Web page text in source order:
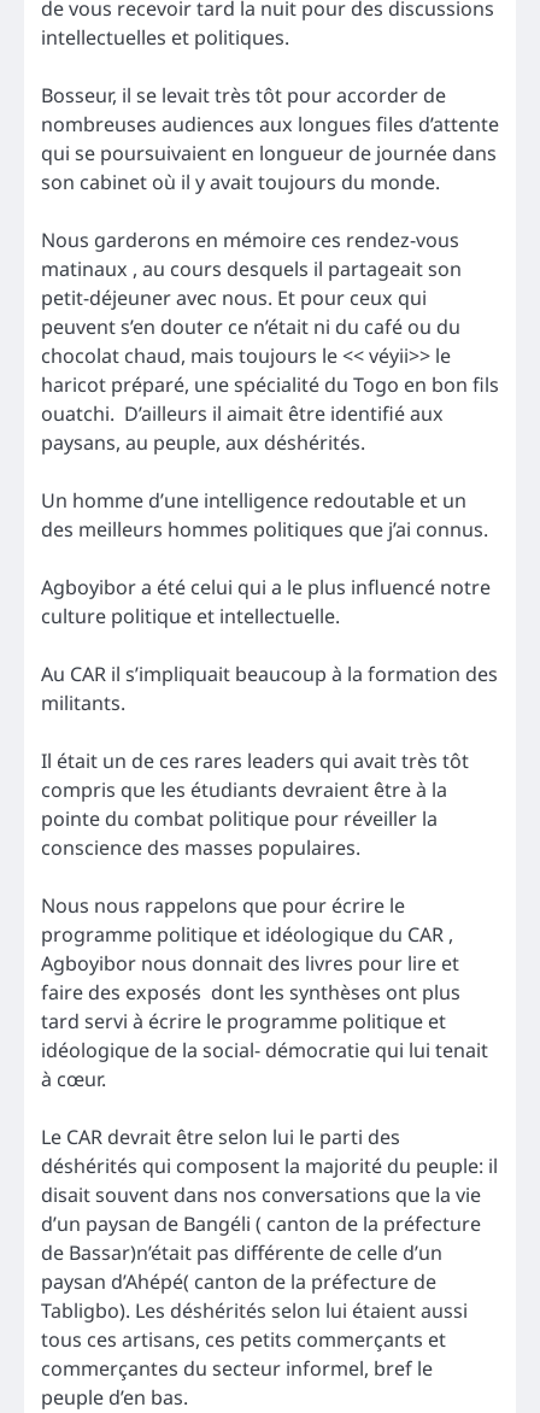
de vous recevoir tard la nuit pour des discussions
intellectuelles et politiques.
Bosseur, il se levait très tôt pour accorder de
nombreuses audiences aux longues files d’attente
qui se poursuivaient en longueur de journée dans
son cabinet où il y avait toujours du monde.
Nous garderons en mémoire ces rendez-vous
matinaux , au cours desquels il partageait son
petit-déjeuner avec nous. Et pour ceux qui
peuvent s’en douter ce n’était ni du café ou du
chocolat chaud, mais toujours le << véyii>> le
haricot préparé, une spécialité du Togo en bon fils
ouatchi. D’ailleurs il aimait être identifié aux
paysans, au peuple, aux déshérités.
Un homme d’une intelligence redoutable et un
des meilleurs hommes politiques que j’ai connus.
Agboyibor a été celui qui a le plus influencé notre
culture politique et intellectuelle.
Au CAR il s’impliquait beaucoup à la formation des
militants.
Il était un de ces rares leaders qui avait très tôt
compris que les étudiants devraient être à la
pointe du combat politique pour réveiller la
conscience des masses populaires.
Nous nous rappelons que pour écrire le
programme politique et idéologique du CAR ,
Agboyibor nous donnait des livres pour lire et
faire des exposés dont les synthèses ont plus
tard servi à écrire le programme politique et
idéologique de la social- démocratie qui lui tenait
à cœur.
Le CAR devrait être selon lui le parti des
déshérités qui composent la majorité du peuple: il
disait souvent dans nos conversations que la vie
d’un paysan de Bangéli ( canton de la préfecture
de Bassar)n’était pas différente de celle d’un
paysan d’Ahépé( canton de la préfecture de
Tabligbo). Les déshérités selon lui étaient aussi
tous ces artisans, ces petits commerçants et
commerçantes du secteur informel, bref le
peuple d’en bas.